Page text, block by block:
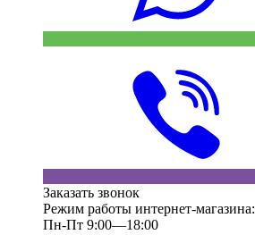
Заказать звонок
Режим работы интернет-магазина:
Пн-Пт 9:00—18:00